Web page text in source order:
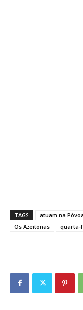
TAGS atuam na Póvoa
Os Azeitonas
quarta-